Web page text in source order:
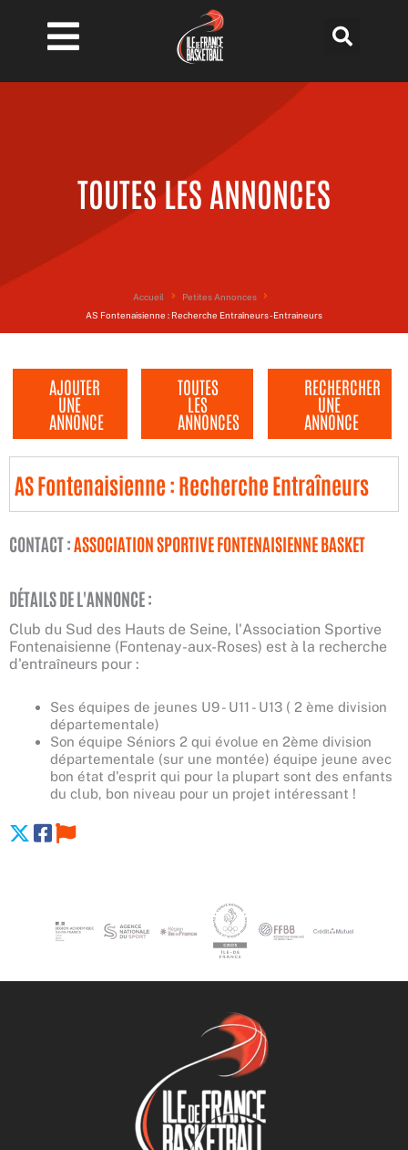
contenu
TOUTES LES ANNONCES
Accueil
Petites Annonces
AS Fontenaisienne : Recherche Entraîneurs - Entraineurs
AJOUTER
UNE
ANNONCE
TOUTES
LES
ANNONCES
RECHERCHER
UNE
ANNONCE
AS Fontenaisienne : Recherche Entraîneurs
CONTACT :ASSOCIATION SPORTIVE FONTENAISIENNE BASKET
DÉTAILS DE L'ANNONCE :
Club du Sud des Hauts de Seine, l'Association Sportive
Fontenaisienne (Fontenay-aux-Roses) est à la recherche
d'entraîneurs pour :
Ses équipes de jeunes U9 - U11 - U13 ( 2 ème division
départementale)
Son équipe Séniors 2 qui évolue en 2ème division
départementale (sur une montée) équipe jeune avec
bon état d'esprit qui pour la plupart sont des enfants
du club, bon niveau pour un projet intéressant !